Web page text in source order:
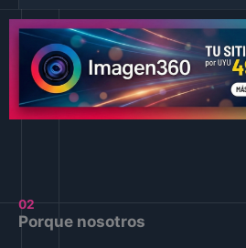
02
Porque nosotros